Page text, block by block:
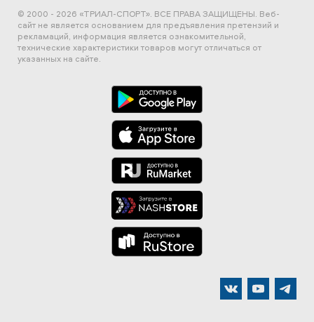
© 2000 - 2026 «ТРИАЛ-СПОРТ». ВСЕ ПРАВА ЗАЩИЩЕНЫ. Веб-
сайт не является основанием для предъявления претензий и
рекламаций, информация является ознакомительной,
технические характеристики товаров могут отличаться от
указанных на сайте.